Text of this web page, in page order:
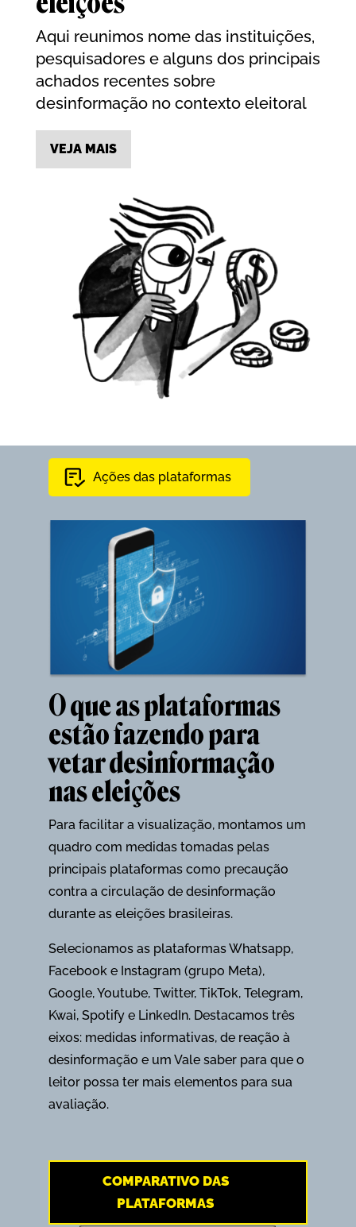
Aqui reunimos nome das instituições,
pesquisadores e alguns dos principais
achados recentes sobre
desinformação no contexto eleitoral
VEJA MAIS
Ações das plataformas
O que as plataformas
estão fazendo para
vetar desinformação
nas eleições
Para facilitar a visualização, montamos um
quadro com medidas tomadas pelas
principais plataformas como precaução
contra a circulação de desinformação
durante as eleições brasileiras.
Selecionamos as plataformas Whatsapp,
Facebook e Instagram (grupo Meta),
Google, Youtube, Twitter, TikTok, Telegram,
Kwai, Spotify e LinkedIn. Destacamos três
eixos: medidas informativas, de reação à
desinformação e um Vale saber para que o
leitor possa ter mais elementos para sua
avaliação.
COMPARATIVO DAS
PLATAFORMAS